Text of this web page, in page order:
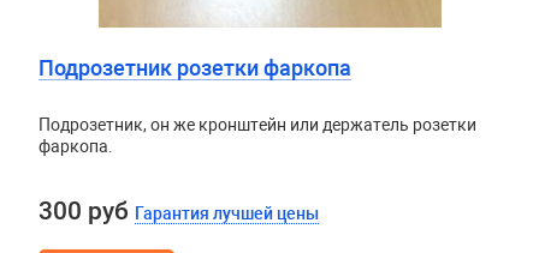
Подрозетник розетки фаркопа
Подрозетник, он же кронштейн или держатель розетки
фаркопа.
300 руб Гарантия лучшей цены